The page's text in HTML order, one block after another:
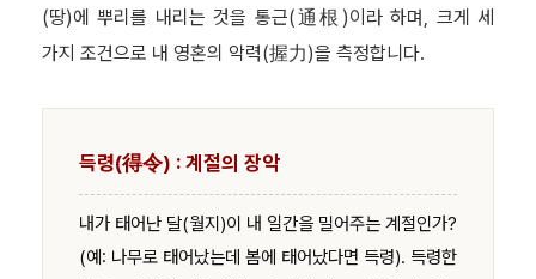
(땅)에 뿌리를 내리는 것을 통근(通根)이라 하며, 크게 세
가지 조건으로 내 영혼의 악력(握力)을 측정합니다.
득령(得令) : 계절의 장악
내가 태어난 달(월지)이 내 일간을 밀어주는 계절인가?
(예: 나무로 태어났는데 봄에 태어났다면 득령). 득령한